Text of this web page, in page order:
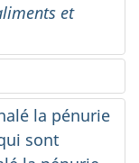
et
la pénurie
sont